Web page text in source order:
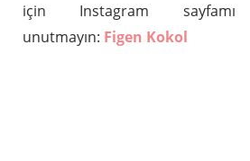
için Instagram
unutmayın: Figen Kokol